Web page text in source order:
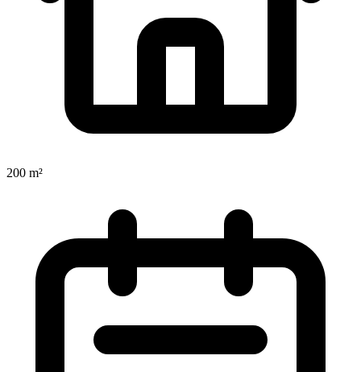
200 m²